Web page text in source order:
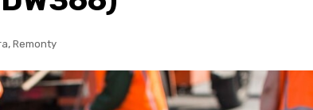
, Remonty